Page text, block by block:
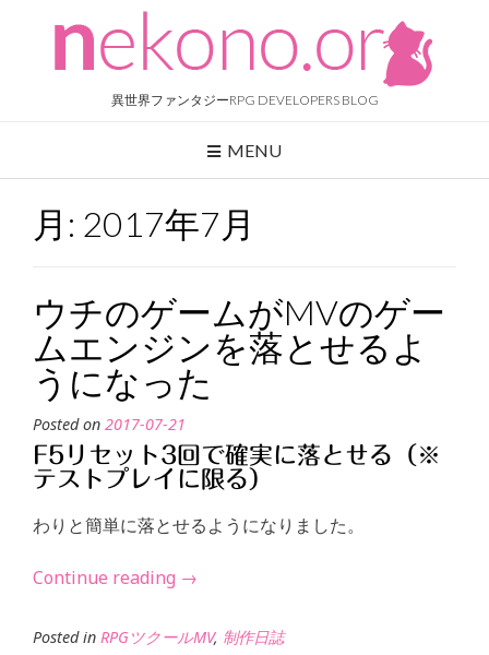
content
異世界ファンタジーRPG DEVELOPERS BLOG
MENU
月: 2017年7月
ウチのゲームがMVのゲー
ムエンジンを落とせるよ
うになった
Posted on 2017-07-21
F5リセット3回で確実に落とせる（※
テストプレイに限る）
わりと簡単に落とせるようになりました。
Continue reading “ウ
の
→
Posted in RPGツクールMV, 制作日誌